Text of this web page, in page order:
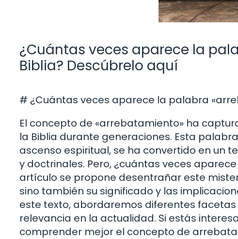
¿Cuántas veces aparece la
Biblia? Descúbrelo aquí
# ¿Cuántas veces aparece la palabra
El concepto de «arrebatamiento» ha
la Biblia durante generaciones. Esta
ascenso espiritual, se ha convertido en un
y doctrinales. Pero, ¿cuántas veces
artículo se propone desentrañar este
sino también su significado y las
este texto, abordaremos diferentes
relevancia en la actualidad. Si estás
comprender mejor el concepto de